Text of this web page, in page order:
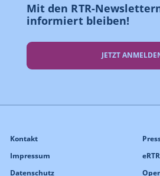
Mit den RTR-
informiert bleiben!
JETZT
Kontakt
Impressum
Datenschutz
eRTR